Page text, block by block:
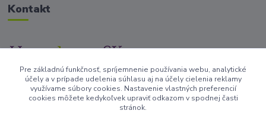
Kontakt
+421917682234
/Po-Pi 9-17 hod/
Pre základnú funkčnosť, spríjemnenie používania webu, analytické
účely a v prípade udelenia súhlasu aj na účely cielenia reklamy
využívame súbory cookies. Nastavenie vlastných preferencií
cookies môžete kedykoľvek upraviť odkazom v spodnej časti
stránok.